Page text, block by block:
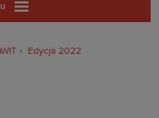
Edycja 2022